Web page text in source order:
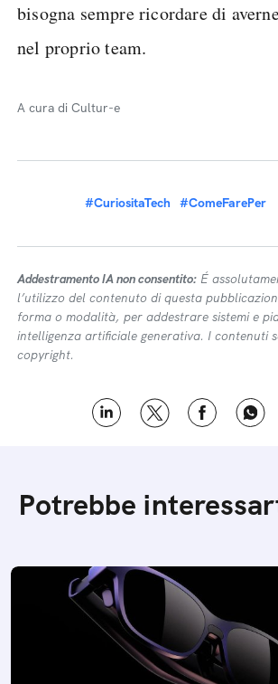
bisogna sempre ricordare di
nel proprio team.
A cura di Cultur-e
#CuriositaTech #ComeFarePer
Addestramento IA non consentito: É
l’utilizzo del contenuto di questa
forma o modalità, per addestrare sistemi e
intelligenza artificiale generativa. I contenuti
copyright.
Potrebbe